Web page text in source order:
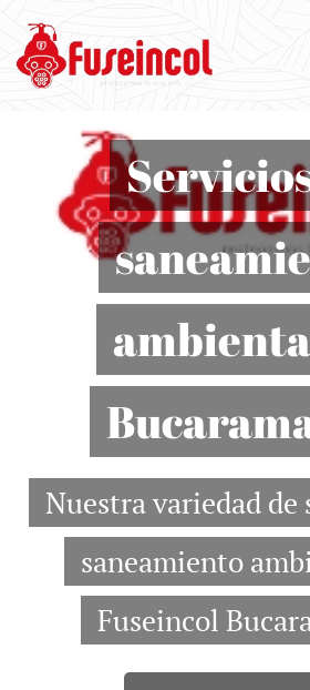
Nuestra variedad de
saneamiento
Fuseincol